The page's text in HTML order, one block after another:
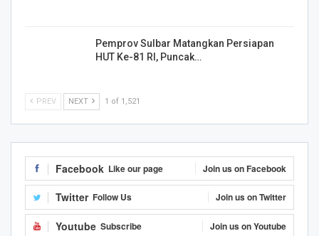
Pemprov Sulbar Matangkan Persiapan
HUT Ke-81 RI, Puncak…
PREV NEXT 1 of 1,521
Facebook Like our page Join us on Facebook
Twitter Follow Us Join us on Twitter
Youtube Subscribe Join us on Youtube